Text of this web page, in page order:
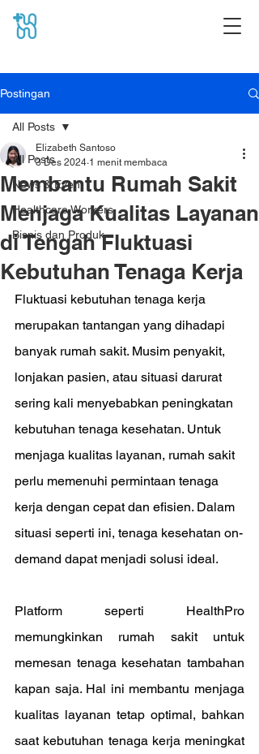
Postingan
All Posts
News & Event
Healthcare Workers
Bisnis dan Produk
All Posts
Membantu Rumah Sakit
Menjaga Kualitas Layanan
di Tengah Fluktuasi
Kebutuhan Tenaga Kerja
Elizabeth Santoso
3 Des 2024 1 menit membaca
Fluktuasi kebutuhan tenaga kerja
merupakan tantangan yang dihadapi
banyak rumah sakit. Musim penyakit,
lonjakan pasien, atau situasi darurat
sering kali menyebabkan peningkatan
kebutuhan tenaga kesehatan. Untuk
menjaga kualitas layanan, rumah sakit
perlu memenuhi permintaan tenaga
kerja dengan cepat dan efisien. Dalam
situasi seperti ini, tenaga kesehatan on-
demand dapat menjadi solusi ideal.
Platform seperti HealthPro
memungkinkan rumah sakit untuk
memesan tenaga kesehatan tambahan
kapan saja. Hal ini membantu menjaga
kualitas layanan tetap optimal, bahkan
saat kebutuhan tenaga kerja meningkat